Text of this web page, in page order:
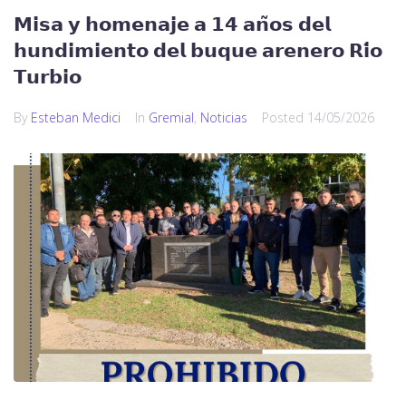
𝗠𝗶𝘀𝗮 𝘆 𝗵𝗼𝗺𝗲𝗻𝗮𝗷𝗲 𝗮 𝟭𝟰 𝗮𝗻̃𝗼𝘀 𝗱𝗲𝗹
𝗵𝘂𝗻𝗱𝗶𝗺𝗶𝗲𝗻𝘁𝗼 𝗱𝗲𝗹 𝗯𝘂𝗾𝘂𝗲 𝗮𝗿𝗲𝗻𝗲𝗿𝗼 𝗥𝗶́𝗼
𝗧𝘂𝗿𝗯𝗶𝗼
By Esteban Medici In Gremial, Noticias Posted 14/05/2026